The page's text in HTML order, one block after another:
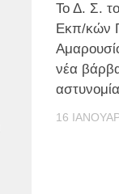
Το Δ. Σ.
Εκπ/κών
νέα
16